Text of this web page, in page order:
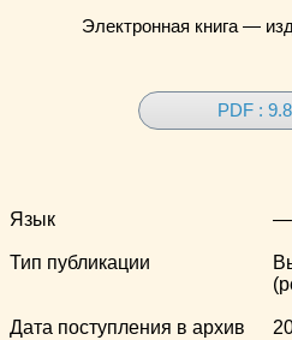
Электронная книга —
PDF :
Язык —
Тип публикации
Дата поступления в архив